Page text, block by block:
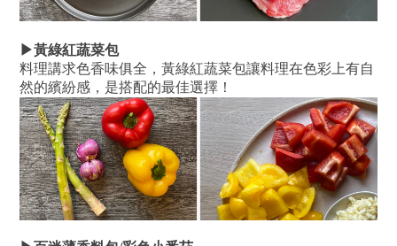
▶黃綠紅蔬菜包
料理講求色香味俱全， 黃綠紅蔬菜包讓料理在色彩上有自
然的繽紛感，是搭配的最佳選擇！